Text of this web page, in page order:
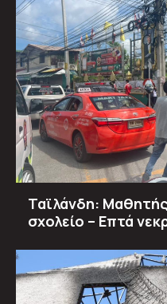
Ταϊλάνδη:
σχολείο – Επτά